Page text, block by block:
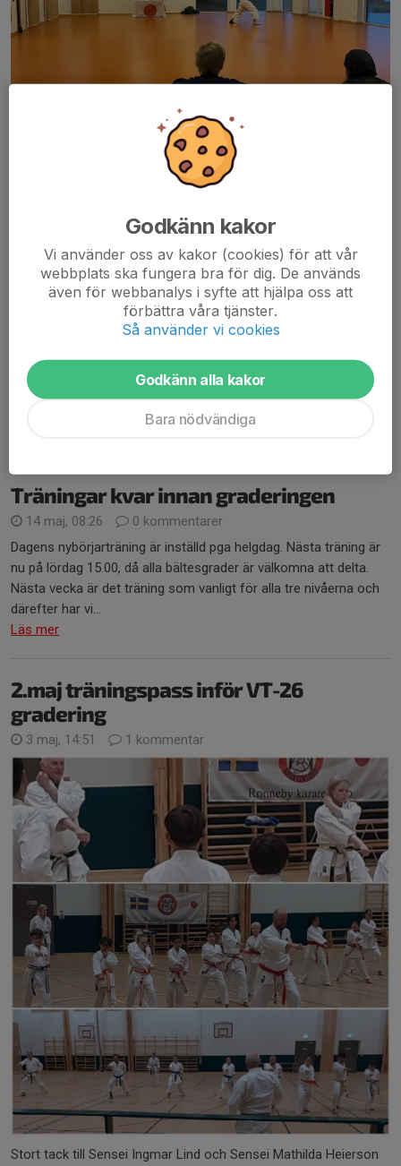
GRADERINGSAVGIFT
Graderingsavgift, samt medlemsavgift och träningsavgift för
terminen måste vara betalad innan graderingen för att personen
Följande graderingsavgifter gäller:
Träningar kvar innan graderingen
14 maj, 08:26
0 kommentarer
Dagens nybörjarträning är inställd pga helgdag. Nästa träning är
nu på lördag 15.00, då alla bältesgrader är välkomna att delta.
Nästa vecka är det träning som vanligt för alla tre nivåerna och
därefter har vi...
Läs mer
2.maj träningspass inför VT-26
gradering
3 maj, 14:51 1 kommentar
Stort tack till Sensei Ingmar Lind och Sensei Mathilda Heierson
Godkänn kakor
Vi använder oss av kakor (cookies) för att vår
webbplats ska fungera bra för dig. De används
även för webbanalys i syfte att hjälpa oss att
förbättra våra tjänster.
Så använder vi cookies
Godkänn alla kakor
Bara nödvändiga